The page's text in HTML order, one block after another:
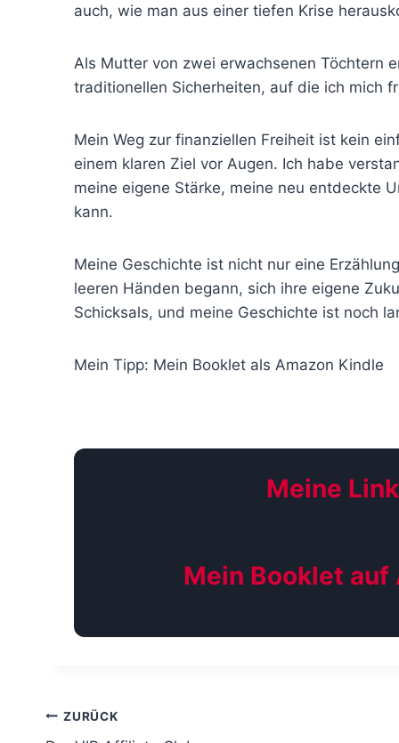
auch, wie man aus einer tiefen Krise
Als Mutter von zwei erwachsenen Töchtern
traditionellen Sicherheiten, auf die ich mich
Mein Weg zur finanziellen Freiheit ist kein
einem klaren Ziel vor Augen. Ich habe
meine eigene Stärke, meine neu entdeckte
kann.
Meine Geschichte ist nicht nur eine
leeren Händen begann, sich ihre eigene
Schicksals, und meine Geschichte ist noch
Mein Tipp: Mein Booklet als Amazon Kindle
Meine
Mein Booklet auf
B ZURÜCK